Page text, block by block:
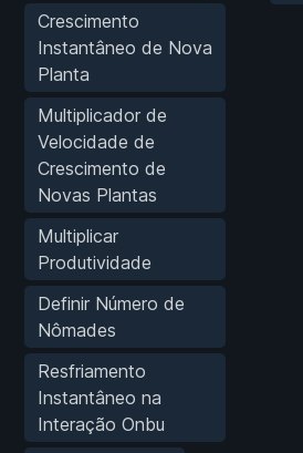
Crescimento
Instantâneo de Nova
Planta
Multiplicador de
Velocidade de
Crescimento de
Novas Plantas
Multiplicar
Produtividade
Definir Número de
Nômades
Resfriamento
Instantâneo na
Interação Onbu